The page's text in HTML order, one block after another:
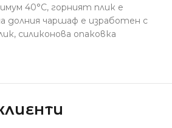
40°С, горният плик е
долния чаршаф е изработен с
силиконова опаковка